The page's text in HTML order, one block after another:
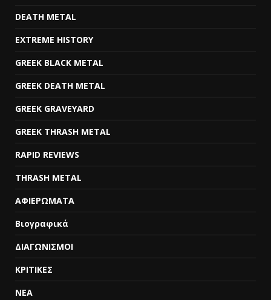
DEATH METAL
EXTREME HISTORY
GREEK BLACK METAL
GREEK DEATH METAL
GREEK GRAVEYARD
GREEK THRASH METAL
RAPID REVIEWS
THRASH METAL
ΑΦΙΕΡΩΜΑΤΑ
Βιογραφικά
ΔΙΑΓΩΝΙΣΜΟΙ
ΚΡΙΤΙΚΕΣ
ΝΕΑ